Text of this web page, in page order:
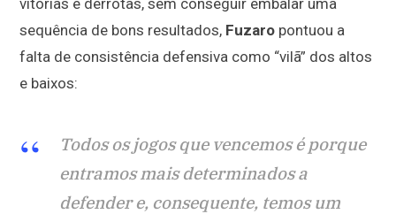
sequência de bons resultados, Fuzaro pontuou a
falta de consistência defensiva como “vilã” dos altos
e baixos:
Todos os jogos que vencemos é porque
entramos mais determinados a
defender e, consequente, temos um